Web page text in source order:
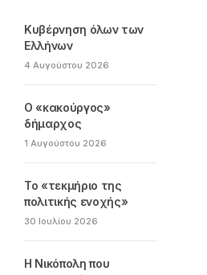
Κυβέρνηση όλων των
Ελλήνων
4 Αυγούστου 2026
Ο «κακούργος»
δήμαρχος
1 Αυγούστου 2026
Το «τεκμήριο της
πολιτικής ενοχής»
30 Ιουλίου 2026
Η Νικόπολη που